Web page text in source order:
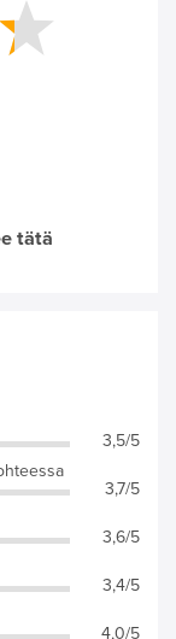
tätä
3,5/5
3,7/5
3,6/5
3,4/5
4,0/5